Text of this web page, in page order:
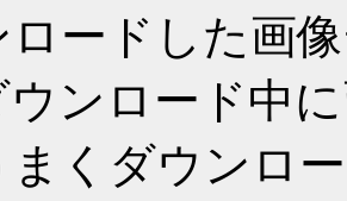
ロードした画
ウンロード中
まくダウンロ